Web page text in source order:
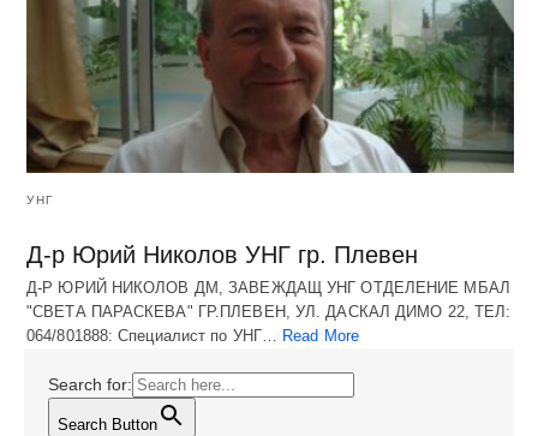
УНГ
Д-р Юрий Николов УНГ гр. Плевен
Д-Р ЮРИЙ НИКОЛОВ ДМ, ЗАВЕЖДАЩ УНГ ОТДЕЛЕНИЕ МБАЛ
"СВЕТА ПАРАСКЕВА" ГР.ПЛЕВЕН, УЛ. ДАСКАЛ ДИМО 22, ТЕЛ:
064/801888: Специалист по УНГ… Read More
Search for:
Search Button